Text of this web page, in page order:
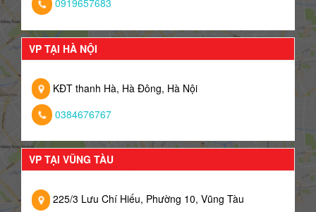
0919657683
VP TẠI HÀ NỘI
KĐT thanh Hà, Hà Đông, Hà Nội
0384676767
VP TẠI VŨNG TÀU
225/3 Lưu Chí Hiếu, Phường 10, Vũng Tàu